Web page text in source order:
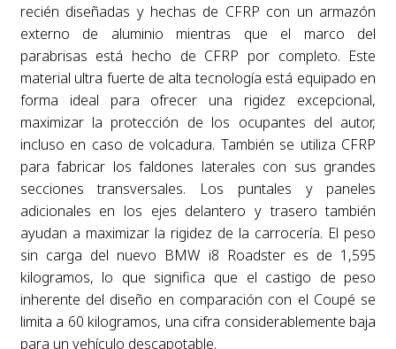
recién diseñadas y hechas de CFRP con un armazón
externo de aluminio mientras que el marco del
parabrisas está hecho de CFRP por completo. Este
material ultra fuerte de alta tecnología está equipado en
forma ideal para ofrecer una rigidez excepcional,
maximizar la protección de los ocupantes del autor,
incluso en caso de volcadura. También se utiliza CFRP
para fabricar los faldones laterales con sus grandes
secciones transversales. Los puntales y paneles
adicionales en los ejes delantero y trasero también
ayudan a maximizar la rigidez de la carrocería. El peso
sin carga del nuevo BMW i8 Roadster es de 1,595
kilogramos, lo que significa que el castigo de peso
inherente del diseño en comparación con el Coupé se
limita a 60 kilogramos, una cifra considerablemente baja
para un vehículo descapotable.